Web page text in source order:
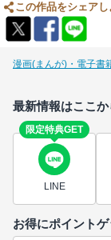
この作品をシェアし
漫画(まんが)・電子書
最新情報はここか
限定特典GET
LINE
お得にポイントゲ